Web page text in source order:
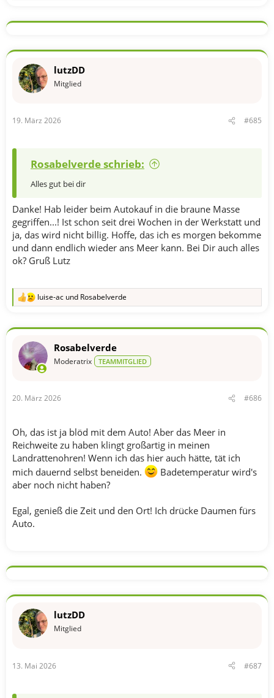
k
o
e
n
lutzDD
Mitglied
19. März 2026 #685
Rosabelverde schrieb:
Alles gut bei dir
Danke! Hab leider beim Autokauf in die braune Masse
gegriffen...! Ist schon seit drei Wochen in der Werkstatt und
ja, das wird nicht billig. Hoffe, das ich es morgen bekomme
und dann endlich wieder ans Meer kann. Bei Dir auch alles
ok? Gruß Lutz
R
k
o
:
luise-ac und Rosabelverde
Rosabelverde
Moderatrix TEAMMITGLIED
20. März 2026 #686
Oh, das ist ja blöd mit dem Auto! Aber das Meer in
Reichweite zu haben klingt großartig in meinen
Landrattenohren! Wenn ich das hier auch hätte, tät ich
mich dauernd selbst beneiden.
Badetemperatur wird's
aber noch nicht haben?
Egal, genieß die Zeit und den Ort! Ich drücke Daumen fürs
Auto.
lutzDD
Mitglied
13. Mai 2026 #687